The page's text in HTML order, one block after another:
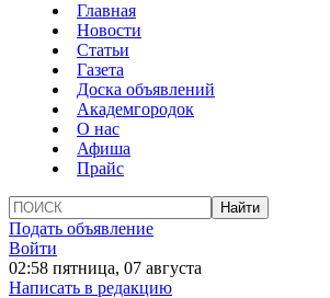
Главная
Новости
Статьи
Газета
Доска объявлений
Академгородок
О нас
Афиша
Прайс
Подать объявление
Войти
02:58 пятница, 07 августа
Написать в редакцию